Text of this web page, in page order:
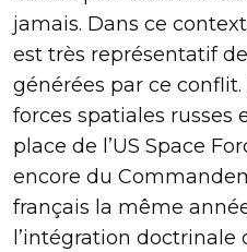
jamais. Dans ce
est très représentatif
générées par ce
forces spatiales russes
place de l’US Space
encore du
français la même
l’intégration doctrinale